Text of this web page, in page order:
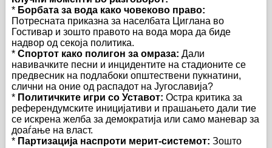
* Борбата за вода како човеково право:
Потресната приказна за населбата Циглана во
Гостивар и зошто правото на вода мора да биде
надвор од секоја политика.
* Спортот како полигон за омраза: Дали
навивачките песни и инцидентите на стадионите се
предвесник на подлабоки општествени пукнатини,
слични на оние од распадот на Југославија?
* Политичките игри со Уставот: Остра критика за
референдумските иницијативи и прашањето дали тие
се искрена желба за демократија или само маневар за
доаѓање на власт.
* Партизација наспроти мерит-системот: Зошто